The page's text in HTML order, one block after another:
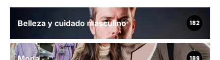
Belleza y cuidado masculino 182